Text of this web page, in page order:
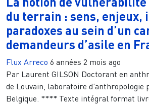
du terrain : sens, enjeux,
paradoxes au sein d’un
demandeurs d’asile en
Flux Arreco 6 années 2 mois ago
Par Laurent GILSON Doctorant en
de Louvain, laboratoire d’anthropologie
Belgique. **** Texte intégral format